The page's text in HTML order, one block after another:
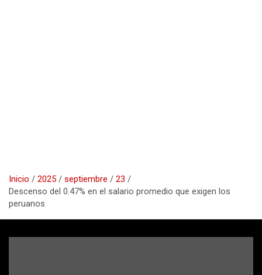
Inicio 2025 septiembre
23
Descenso del 0.47% en el salario promedio que exigen los
peruanos